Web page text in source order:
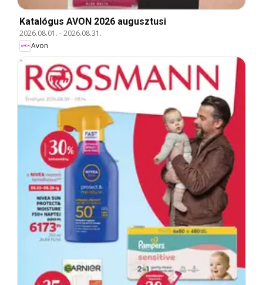
Katalógus AVON 2026 augusztusi
2026.08.01. -2026.08.31.
Avon